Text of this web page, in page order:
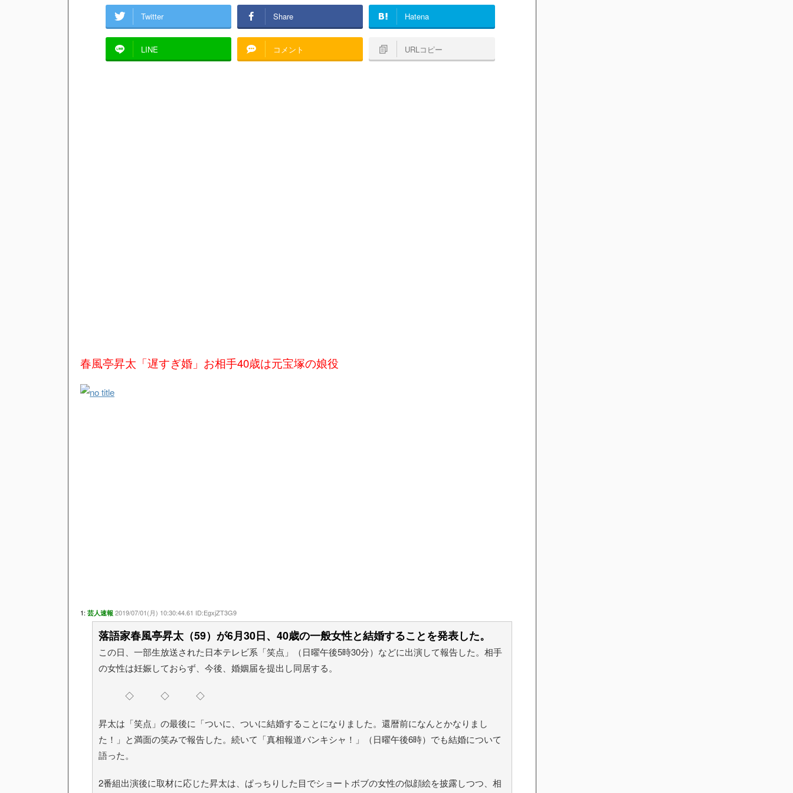
Twitter Share Hatena
LINE コメント URLコピー
春風亭昇太「遅すぎ婚」お相手40歳は元宝塚の娘役
1: 芸人速報 2019/07/01(月) 10:30:44.61 ID:EgxjZT3G9
落語家春風亭昇太（59）が6月30日、40歳の一般女性と結婚することを発表した。
この日、一部生放送された日本テレビ系「笑点」（日曜午後5時30分）などに出演して報告した。相手
の女性は妊娠しておらず、今後、婚姻届を提出し同居する。
◇ ◇ ◇
昇太は「笑点」の最後に「ついに、ついに結婚することになりました。還暦前になんとかなりまし
た！」と満面の笑みで報告した。続いて「真相報道バンキシャ！」（日曜午後6時）でも結婚について
語った。
2番組出演後に取材に応じた昇太は、ぱっちりした目でショートボブの女性の似顔絵を披露しつつ、相